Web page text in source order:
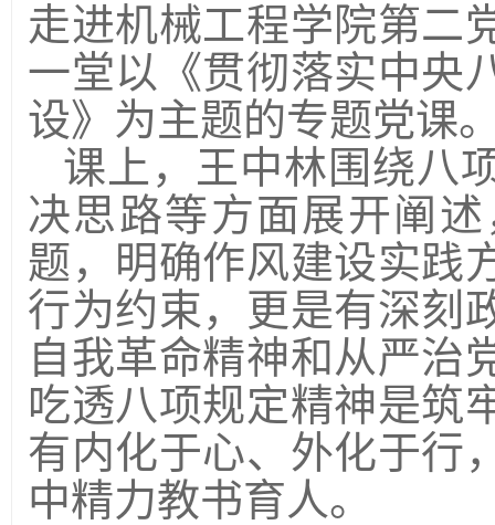
走进机械工程学院第二
一堂以 《贯彻落实中央
设》 为主题的专题党课
课上， 王中林围绕八
决思路等方面展开阐
题，明确作风建设实践
行为约束，更是有深刻
自我革命精神和从严治
吃透八项规定精神是筑
有内化于心、外化于行
中精力教书育人。